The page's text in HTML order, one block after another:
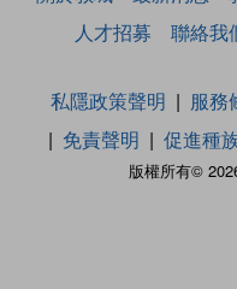
人才招募
聯絡我
版權所有©
私隱政策聲明 服務
免責聲明
促進種